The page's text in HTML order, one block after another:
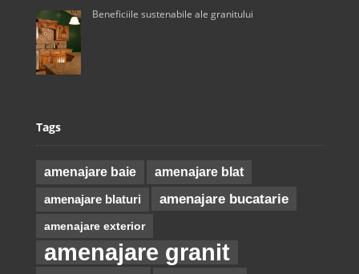
Beneficiile sustenabile ale granitului
Tags
amenajare baie amenajare blat
amenajare blaturi amenajare bucatarie
amenajare exterior
amenajare granit